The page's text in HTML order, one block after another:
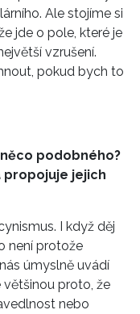
Ale stojíme si
jde o pole, které je
vzrušení.
pokud bych to
podobného?
propojuje jejich
I když děj
není protože
úmyslně uvádí
proto, že
nebo